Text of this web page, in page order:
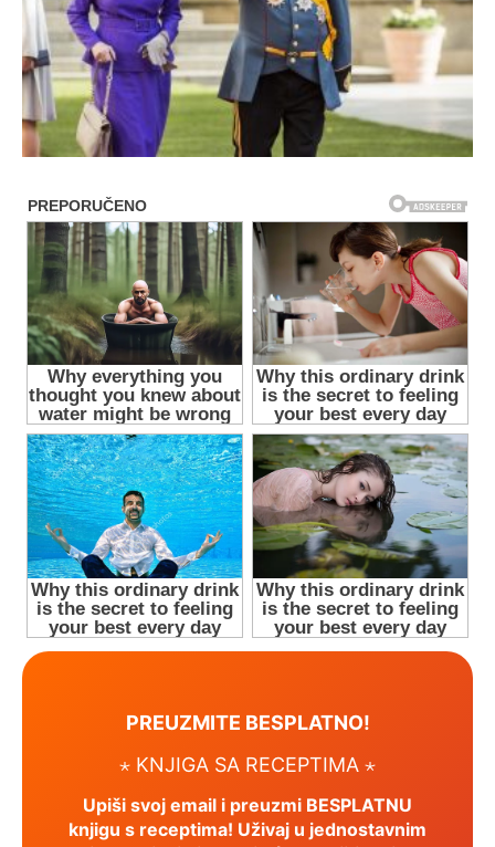
PREUZMITE BESPLATNO!
⋆ KNJIGA SA RECEPTIMA ⋆
Upiši svoj email i preuzmi BESPLATNU
knjigu s receptima! Uživaj u jednostavnim